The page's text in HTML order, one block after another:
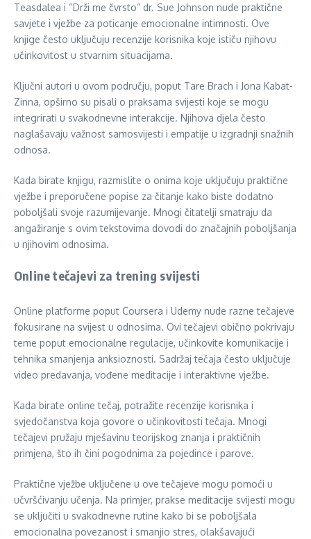
Teasdalea i “Drži me čvrsto” dr. Sue Johnson nude praktične
savjete i vježbe za poticanje emocionalne intimnosti. Ove
knjige često uključuju recenzije korisnika koje ističu njihovu
učinkovitost u stvarnim situacijama.
Ključni autori u ovom području, poput Tare Brach i Jona Kabat-
Zinna, opširno su pisali o praksama svijesti koje se mogu
integrirati u svakodnevne interakcije. Njihova djela često
naglašavaju važnost samosvijesti i empatije u izgradnji snažnih
odnosa.
Kada birate knjigu, razmislite o onima koje uključuju praktične
vježbe i preporučene popise za čitanje kako biste dodatno
poboljšali svoje razumijevanje. Mnogi čitatelji smatraju da
angažiranje s ovim tekstovima dovodi do značajnih poboljšanja
u njihovim odnosima.
Online tečajevi za trening svijesti
Online platforme poput Coursera i Udemy nude razne tečajeve
fokusirane na svijest u odnosima. Ovi tečajevi obično pokrivaju
teme poput emocionalne regulacije, učinkovite komunikacije i
tehnika smanjenja anksioznosti. Sadržaj tečaja često uključuje
video predavanja, vođene meditacije i interaktivne vježbe.
Kada birate online tečaj, potražite recenzije korisnika i
svjedočanstva koja govore o učinkovitosti tečaja. Mnogi
tečajevi pružaju mješavinu teorijskog znanja i praktičnih
primjena, što ih čini pogodnima za pojedince i parove.
Praktične vježbe uključene u ove tečajeve mogu pomoći u
učvršćivanju učenja. Na primjer, prakse meditacije svijesti mogu
se uključiti u svakodnevne rutine kako bi se poboljšala
emocionalna povezanost i smanjio stres, olakšavajući